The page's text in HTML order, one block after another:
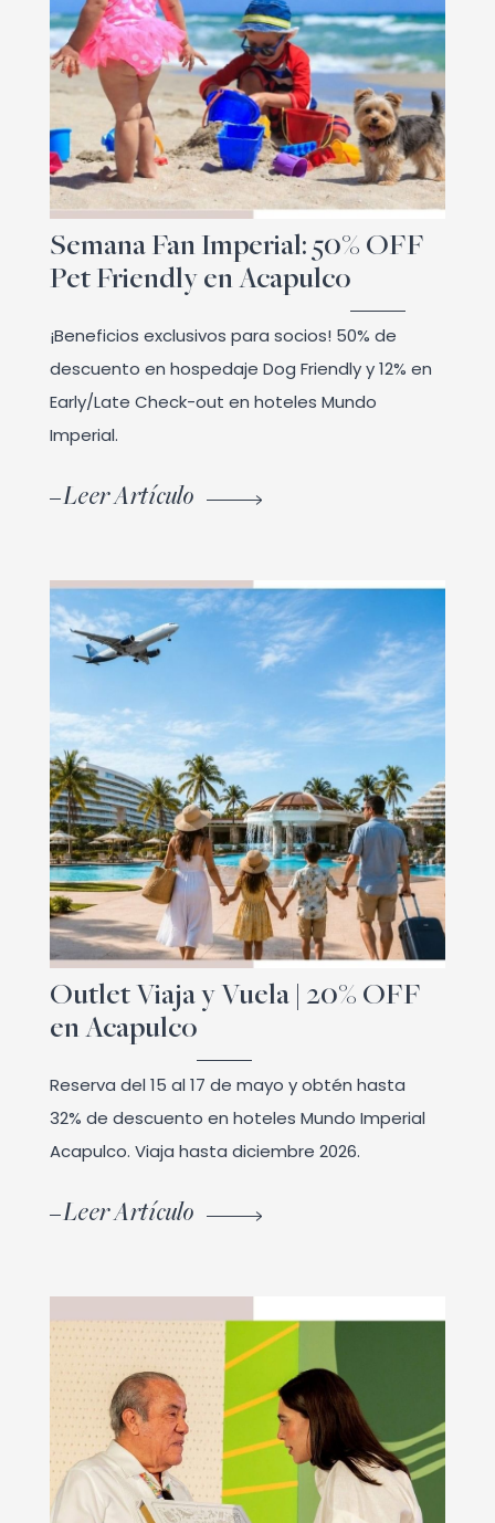
Semana Fan Imperial: 50% OFF
Pet Friendly en Acapulco
¡Beneficios exclusivos para socios! 50% de
descuento en hospedaje Dog Friendly y 12% en
Early/Late Check-out en hoteles Mundo
Imperial.
Leer Artículo
Outlet Viaja y Vuela | 20% OFF
en Acapulco
Reserva del 15 al 17 de mayo y obtén hasta
32% de descuento en hoteles Mundo Imperial
Acapulco. Viaja hasta diciembre 2026.
Leer Artículo